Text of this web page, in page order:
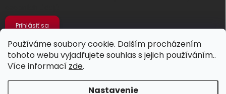
Používáme soubory cookie. Dalším procházením
tohoto webu vyjadřujete souhlas s jejich používáním..
Více informací zde.
Nastavenie
Prihlásiť sa